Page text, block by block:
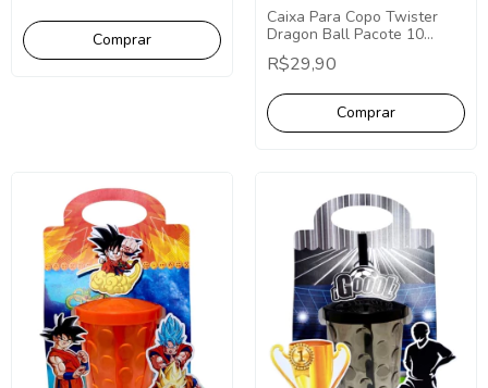
Caixa Para Copo Twister
Dragon Ball Pacote 10
Unidades Lembrancinha
Dragon Ball Personalizados
R$29,90